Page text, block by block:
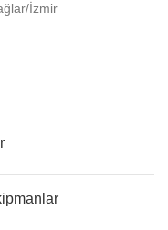
İzmir